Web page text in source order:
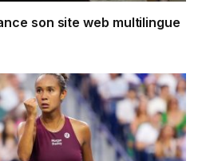
son site web multilingue